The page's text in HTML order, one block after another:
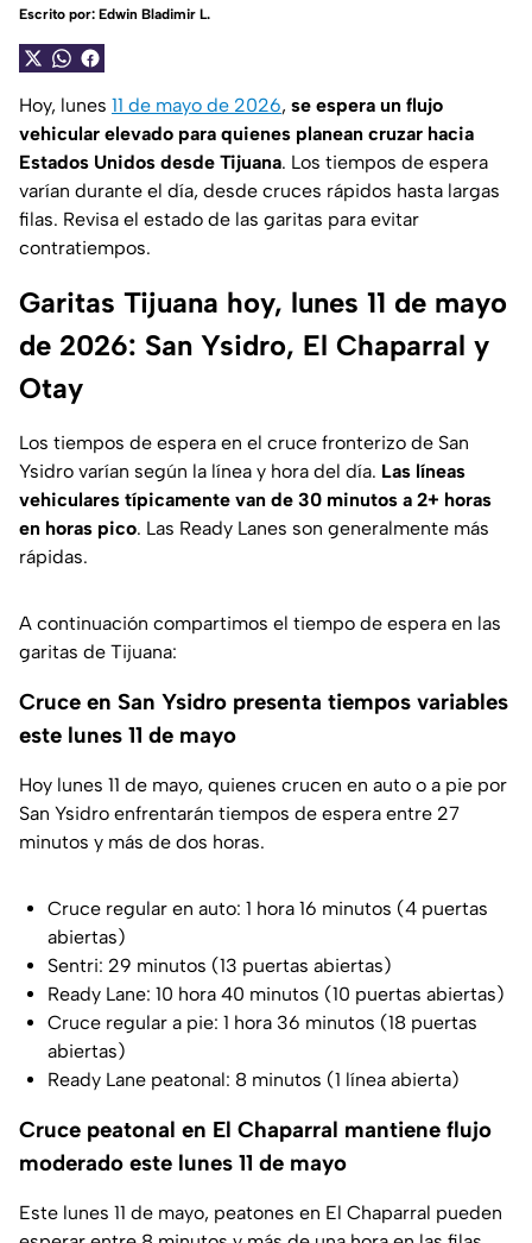
Escrito por: Edwin Bladimir L.
Hoy, lunes 11 de mayo de 2026, se espera un flujo
vehicular elevado para quienes planean cruzar hacia
Estados Unidos desde Tijuana. Los tiempos de espera
varían durante el día, desde cruces rápidos hasta largas
filas. Revisa el estado de las garitas para evitar
contratiempos.
Garitas Tijuana hoy, lunes 11 de mayo
de 2026: San Ysidro, El Chaparral y
Otay
Los tiempos de espera en el cruce fronterizo de San
Ysidro varían según la línea y hora del día. Las líneas
vehiculares típicamente van de 30 minutos a 2+ horas
en horas pico. Las Ready Lanes son generalmente más
rápidas.
A continuación compartimos el tiempo de espera en las
garitas de Tijuana:
Cruce en San Ysidro presenta tiempos variables
este lunes 11 de mayo
Hoy lunes 11 de mayo, quienes crucen en auto o a pie por
San Ysidro enfrentarán tiempos de espera entre 27
minutos y más de dos horas.
Cruce regular en auto: 1 hora 16 minutos (4 puertas
abiertas)
Sentri: 29 minutos (13 puertas abiertas)
Ready Lane: 10 hora 40 minutos (10 puertas abiertas)
Cruce regular a pie: 1 hora 36 minutos (18 puertas
abiertas)
Ready Lane peatonal: 8 minutos (1 línea abierta)
Cruce peatonal en El Chaparral mantiene flujo
moderado este lunes 11 de mayo
Este lunes 11 de mayo, peatones en El Chaparral pueden